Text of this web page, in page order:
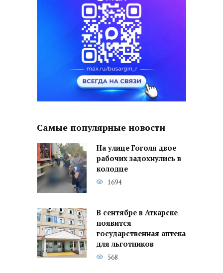
Самые популярные новости
На улице Гоголя двое
рабочих задохнулись в
колодце
1694
В сентябре в Аткарске
появится
государственная аптека
для льготников
568